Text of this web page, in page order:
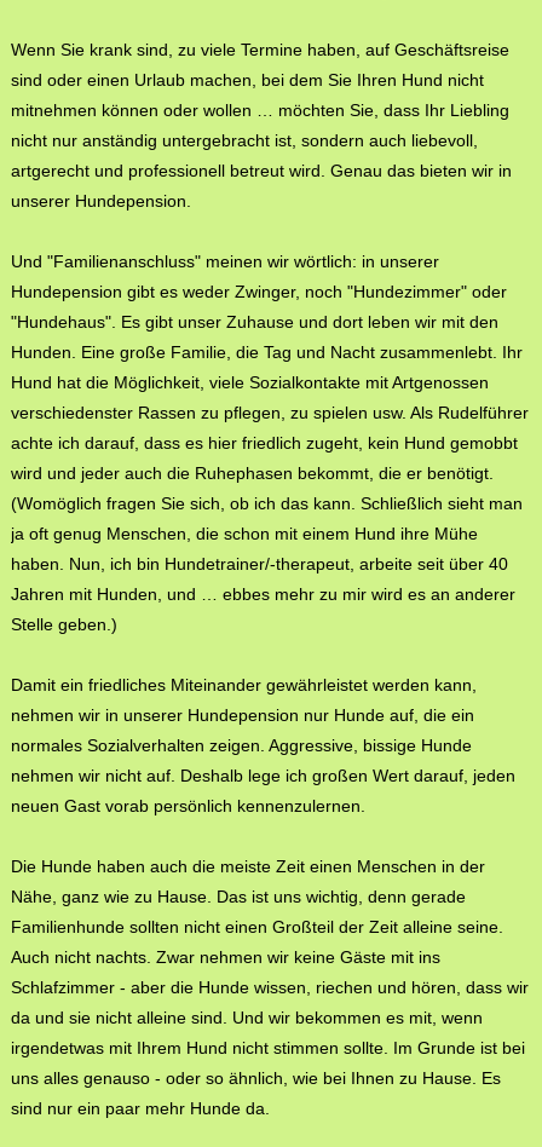
Wenn Sie krank sind, zu viele Termine haben, auf Geschäftsreise
sind oder einen Urlaub machen, bei dem Sie Ihren Hund nicht
mitnehmen können oder wollen … möchten Sie, dass Ihr Liebling
nicht nur anständig untergebracht ist, sondern auch liebevoll,
artgerecht und professionell betreut wird. Genau das bieten wir in
unserer Hundepension.
Und "Familienanschluss" meinen wir wörtlich: in unserer
Hundepension gibt es weder Zwinger, noch "Hundezimmer" oder
"Hundehaus". Es gibt unser Zuhause und dort leben wir mit den
Hunden. Eine große Familie, die Tag und Nacht zusammenlebt. Ihr
Hund hat die Möglichkeit, viele Sozialkontakte mit Artgenossen
verschiedenster Rassen zu pflegen, zu spielen usw. Als Rudelführer
achte ich darauf, dass es hier friedlich zugeht, kein Hund gemobbt
wird und jeder auch die Ruhephasen bekommt, die er benötigt.
(Womöglich fragen Sie sich, ob ich das kann. Schließlich sieht man
ja oft genug Menschen, die schon mit einem Hund ihre Mühe
haben. Nun, ich bin Hundetrainer/-therapeut, arbeite seit über 40
Jahren mit Hunden, und … ebbes mehr zu mir wird es an anderer
Stelle geben.)
Damit ein friedliches Miteinander gewährleistet werden kann,
nehmen wir in unserer Hundepension nur Hunde auf, die ein
normales Sozialverhalten zeigen. Aggressive, bissige Hunde
nehmen wir nicht auf. Deshalb lege ich großen Wert darauf, jeden
neuen Gast vorab persönlich kennenzulernen.
Die Hunde haben auch die meiste Zeit einen Menschen in der
Nähe, ganz wie zu Hause. Das ist uns wichtig, denn gerade
Familienhunde sollten nicht einen Großteil der Zeit alleine seine.
Auch nicht nachts. Zwar nehmen wir keine Gäste mit ins
Schlafzimmer - aber die Hunde wissen, riechen und hören, dass wir
da und sie nicht alleine sind. Und wir bekommen es mit, wenn
irgendetwas mit Ihrem Hund nicht stimmen sollte. Im Grunde ist bei
uns alles genauso - oder so ähnlich, wie bei Ihnen zu Hause. Es
sind nur ein paar mehr Hunde da.